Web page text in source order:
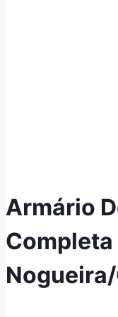
Armário
Completa